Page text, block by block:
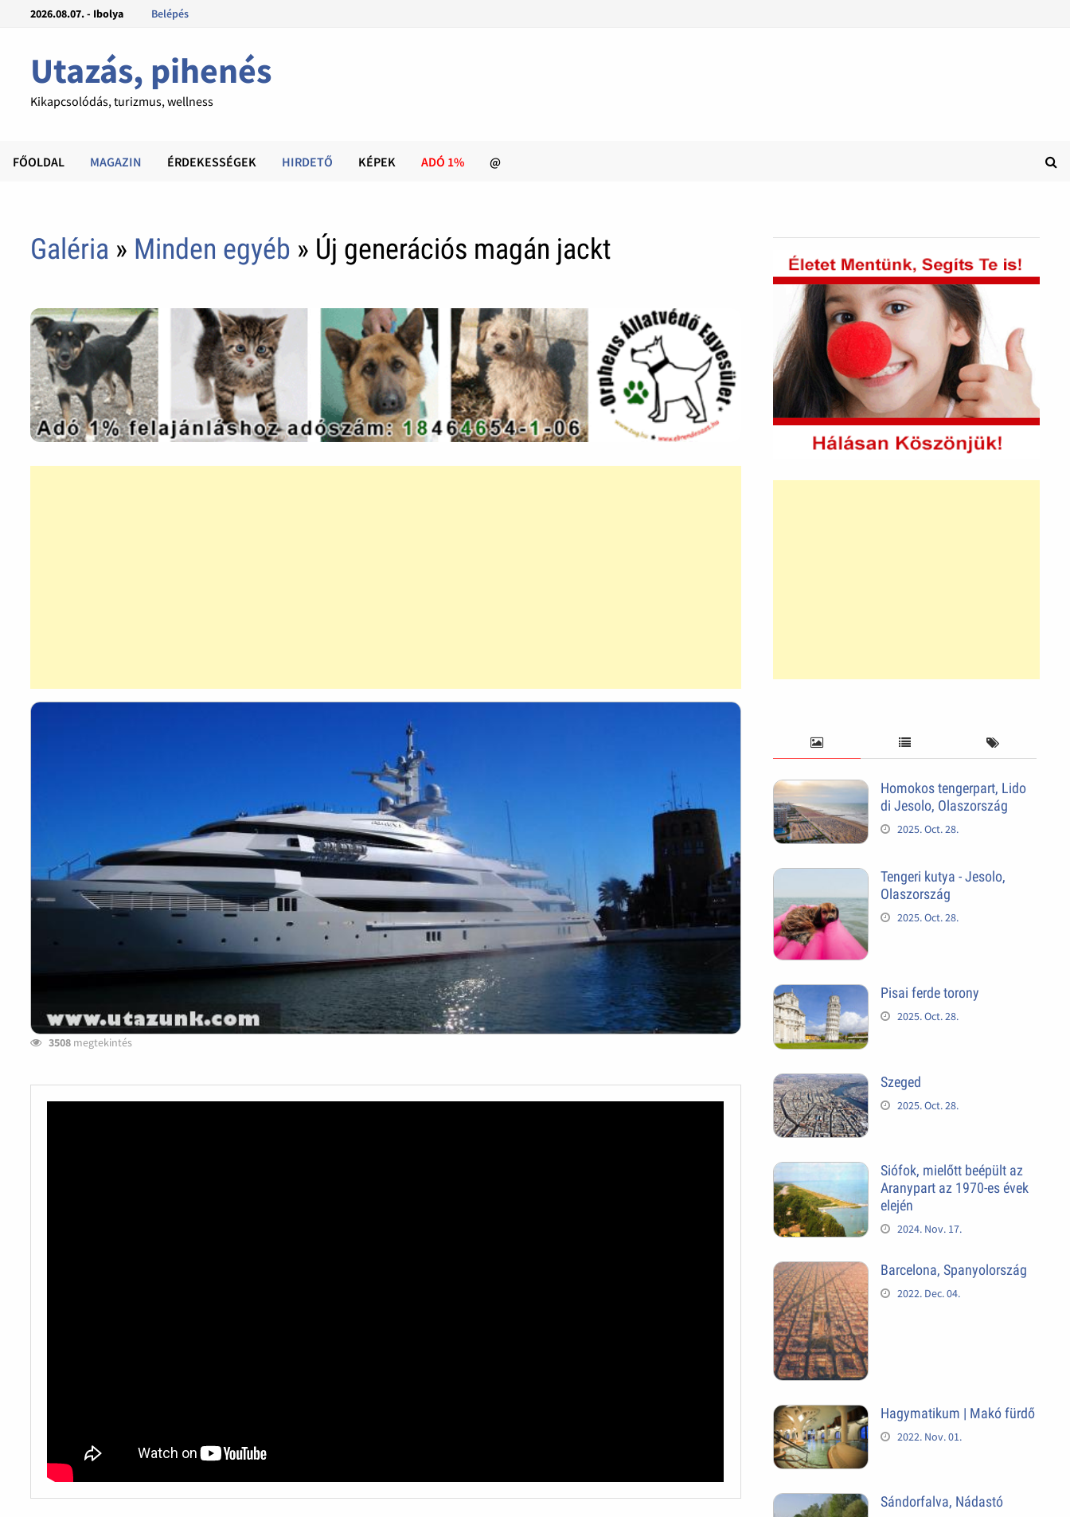
2026.08.07. - Ibolya Belépés
Utazás, pihenés
Kikapcsolódás, turizmus, wellness
FŐOLDAL MAGAZIN ÉRDEKESSÉGEK HIRDETŐ KÉPEK ADÓ 1% @
Galéria » Minden egyéb » Új generációs magán jackt
3508 megtekintés
Homokos tengerpart, Lido
di Jesolo, Olaszország
2025. Oct. 28.
Tengeri kutya - Jesolo,
Olaszország
2025. Oct. 28.
Pisai ferde torony
2025. Oct. 28.
Szeged
2025. Oct. 28.
Siófok, mielőtt beépült az
Aranypart az 1970-es évek
elején
2024. Nov. 17.
Barcelona, Spanyolország
2022. Dec. 04.
Hagymatikum | Makó fürdő
2022. Nov. 01.
Sándorfalva, Nádastó